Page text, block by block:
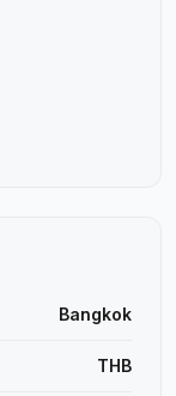
Bangkok
THB